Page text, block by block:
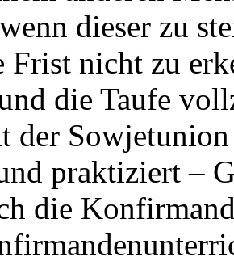
dieser zu
Frist nicht zu
die Taufe
der
praktiziert –
die